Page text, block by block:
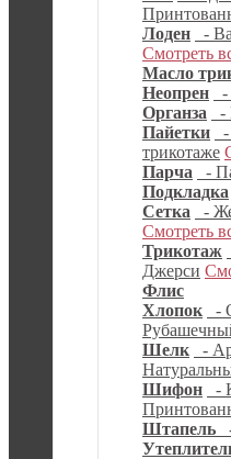
Лоден
-
Смотреть
Масло
Неопрен
-
Органза
-
Пайетки
трикотаже
Парча
-
Подкладка
Сетка
-
Смотреть
Трикотаж
Джерси
Флис
Хлопок
-
Шелк
-
Шифон
-
Штапель